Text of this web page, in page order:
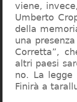
viene,
Umberto
della
una
Corretta”,
altri paesi
no. La
Finirà a